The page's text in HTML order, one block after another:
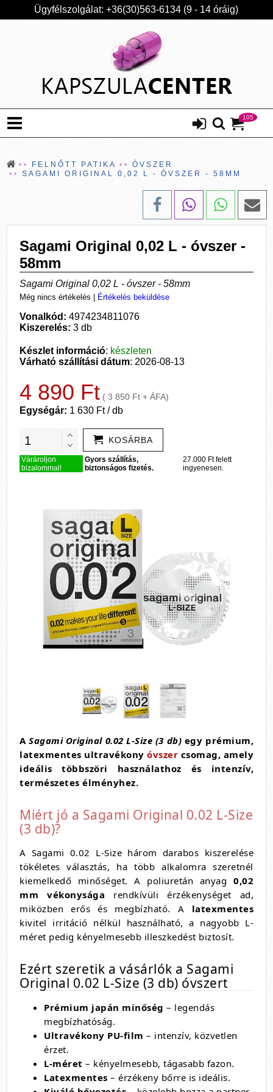
Ügyfélszolgálat: +36(30)563-6134 (9 - 14 óráig)
105
FELNŐTT PATIKA
ÓVSZER
SAGAMI ORIGINAL 0,02 L - ÓVSZER - 58MM
Sagami Original 0,02 L - óvszer -
58mm
Sagami Original 0,02 L - óvszer - 58mm
Még nincs értékelés Értékelés beküldése
Vonalkód: 4974234811076
Kiszerelés: 3 db
Készlet információ: készleten
Várható szállítási dátum: 2026-08-13
4 890 Ft ( 3 850 Ft + ÁFA)
Egységár: 1 630 Ft / db
KOSÁRBA
Várároljon
bizalommal!
Gyors szállítás,
biztonságos fizetés.
27.000 Ft felett
ingyenesen.
ASagami Original 0.02 L-Size (3 db) egy prémium,
latexmentes ultravékony óvszer csomag, amely
ideális többszöri használathoz és intenzív,
természetes élményhez.
Miért jó a Sagami Original 0.02 L-Size
(3 db)?
A Sagami 0.02 L-Size három darabos kiszerelése
tökéletes választás, ha több alkalomra szeretnél
kiemelkedő minőséget. A poliuretán anyag 0,02
mm vékonysága rendkívüli érzékenységet ad,
miközben erős és megbízható. A latexmentes
kivitel irritáció nélkül használható, a nagyobb L-
méret pedig kényelmesebb illeszkedést biztosít.
Ezért szeretik a vásárlók a Sagami
Original 0.02 L-Size (3 db) óvszert
Prémium japán minőség – legendás
megbízhatóság.
Ultravékony PU-film – intenzív, közvetlen
érzet.
L-méret – kényelmesebb, tágasabb fazon.
Latexmentes – érzékeny bőrre is ideális.